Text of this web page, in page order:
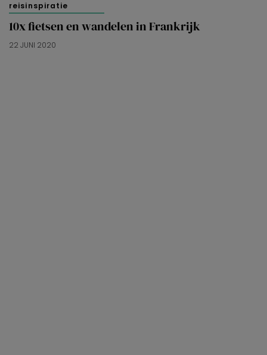
reisinspiratie
10x fietsen en wandelen in Frankrijk
22 JUNI 2020